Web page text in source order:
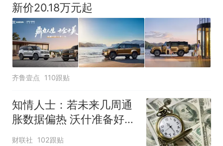
新价20.18万元起
齐鲁壹点 110跟贴
知情人士：若未来几周通
胀数据偏热 沃什准备好加
息
财联社 102跟贴